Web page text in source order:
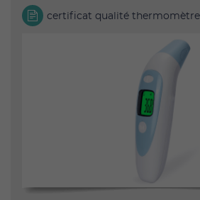
certificat qualité